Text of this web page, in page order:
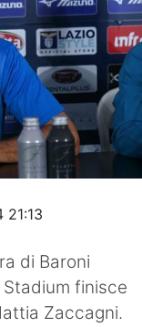
21:13
di Baroni
finisce
Zaccagni.